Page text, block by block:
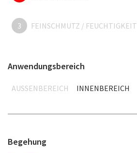
3 FEINSCHMUTZ / FEUCHTIGKEIT
Anwendungsbereich
AUSSENBEREICH INNENBEREICH
Begehung